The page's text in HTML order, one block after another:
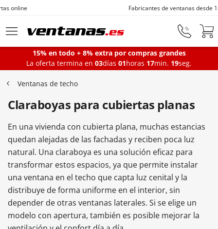
Ir al contenido principal
Fabricantes de ventanas desde 1872
Ventanas
Balconeras
Puertas Entrada
Puertas de garaje
Iniciar sesión
15% en todo + 8% extra por compras grandes
La oferta termina en 03días 01horas 17min. 17seg.
Ventanas de techo
Claraboyas para cubiertas planas
En una vivienda con cubierta plana, muchas estancias
quedan alejadas de las fachadas y reciben poca luz
natural. Una claraboya es una solución eficaz para
transformar estos espacios, ya que permite instalar
una ventana en el techo que capta luz cenital y la
distribuye de forma uniforme en el interior, sin
depender de otras ventanas laterales. Si se elige un
modelo con apertura, también es posible mejorar la